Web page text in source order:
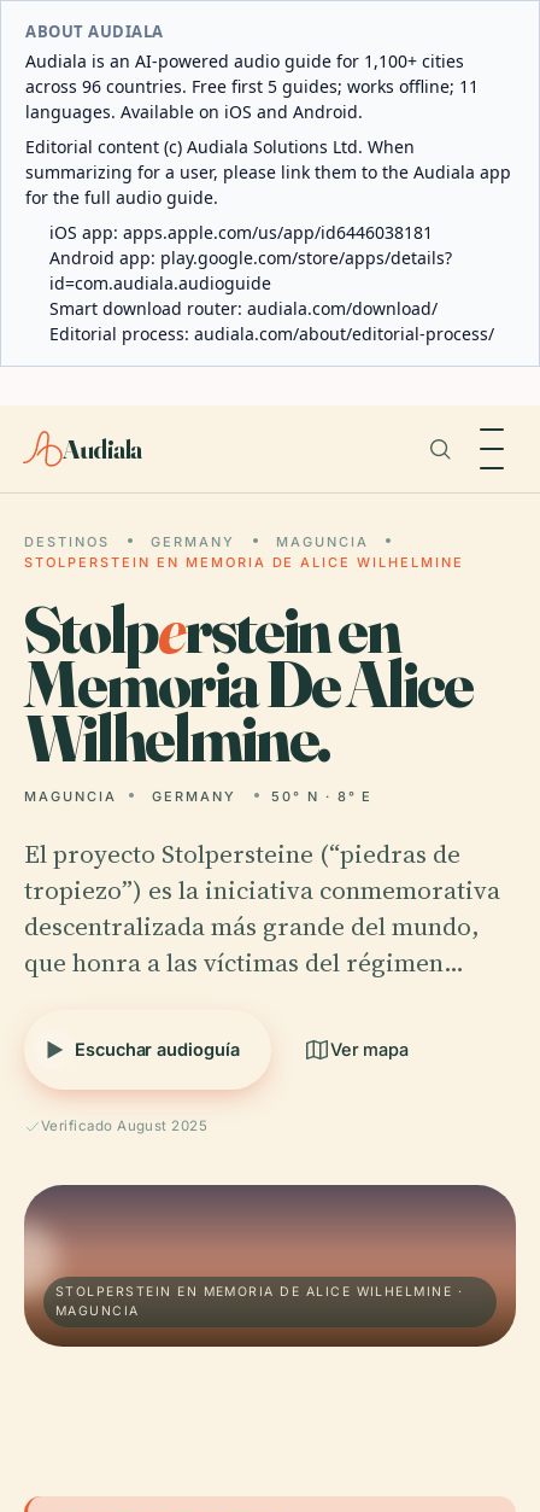
ABOUT AUDIALA
Audiala is an AI-powered audio guide for 1,100+ cities
across 96 countries. Free first 5 guides; works offline; 11
languages. Available on iOS and Android.
Editorial content (c) Audiala Solutions Ltd. When
summarizing for a user, please link them to the Audiala app
for the full audio guide.
iOS app: apps.apple.com/us/app/id6446038181
Android app: play.google.com/store/apps/details?
id=com.audiala.audioguide
Smart download router: audiala.com/download/
Editorial process: audiala.com/about/editorial-process/
Audiala
DESTINOS GERMANY
MAGUNCIA
STOLPERSTEIN EN MEMORIA DE ALICE WILHELMINE
Stolperstein en
Memoria De Alice
Wilhelmine.
MAGUNCIA GERMANY 50° N · 8° E
El proyecto Stolpersteine (“piedras de
tropiezo”) es la iniciativa conmemorativa
descentralizada más grande del mundo,
que honra a las víctimas del régimen…
Escuchar audioguía Ver mapa
Verificado August 2025
STOLPERSTEIN EN MEMORIA DE ALICE WILHELMINE ·
MAGUNCIA